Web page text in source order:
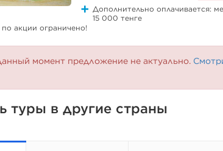
Дополнительно оплачивается:
15 000 тенге
акции ограничено!
момент предложение не актуально.
туры в другие страны